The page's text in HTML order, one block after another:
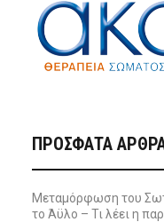
ΠΡΌΣΦΑΤΑ
Μεταμόρφωση του
το Άϋλο – Τι λέει η